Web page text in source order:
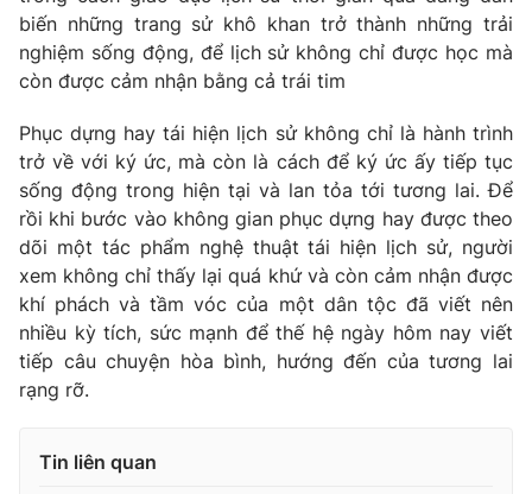
Ðiện thoại Thời báo VTV:
024.66 897 897
Email:toasoan@vtv.vn
Liên hệ quảng cáo:024-7300.7108
thông tin từ website này.
biến những trang sử khô khan trở thành những trải
nghiệm sống động, để lịch sử không chỉ được học mà
còn được cảm nhận bằng cả trái tim
Phục dựng hay tái hiện lịch sử không chỉ là hành trình
trở về với ký ức, mà còn là cách để ký ức ấy tiếp tục
sống động trong hiện tại và lan tỏa tới tương lai. Để
rồi khi bước vào không gian phục dựng hay được theo
dõi một tác phẩm nghệ thuật tái hiện lịch sử, người
xem không chỉ thấy lại quá khứ và còn cảm nhận được
khí phách và tầm vóc của một dân tộc đã viết nên
nhiều kỳ tích, sức mạnh để thế hệ ngày hôm nay viết
tiếp câu chuyện hòa bình, hướng đến của tương lai
rạng rỡ.
Tin liên quan